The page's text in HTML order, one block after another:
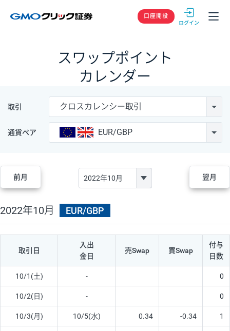
GMOクリック
口座開設
スワップポイント
カレンダー
取引 クロスカレンシー取引
通貨ペア EUR/GBP
前月 翌月
2022年10月 EUR/GBP
取引日
入出
金日
売Swap 買Swap
付与
日数
10/1(土) - 0
10/2(日) - 0
10/3(月) 10/5(水) 0.34 -0.34 1